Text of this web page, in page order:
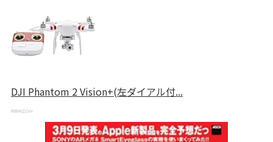
DJI Phantom 2 Vision+(左ダイアル付...